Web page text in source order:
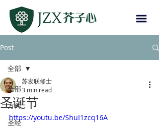
Post
全部
方向
圣经
全部
圣诞节
苏发联修士
3 min read
https://youtu.be/ShuI1zcq16A